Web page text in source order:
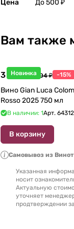
Цена До 500 ₽
Вам также
Новинка
3 998 ₽4 704 ₽ -15%
Вино Gian Luca
Rosso 2025 750 мл
В наличии: 1Арт.
В корзину
Самовывоз из
Указанная
носит
Актуальную
уточняет
продтверждении